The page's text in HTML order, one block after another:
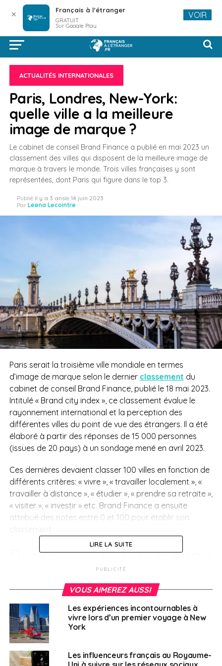
ACTUALITÉS INTERNATIONALES
Paris, Londres, New-York:
quelle ville a la meilleure
image de marque ?
Le cabinet de conseil Brand Finance a publié en mai 2023 un
classement des villes qui disposent de la meilleure image de
marque à travers le monde. Trois villes françaises y sont
représentées, dont Paris qui figure dans le top 3.
Publié il y a 3 ansle 14 juin 2023
Par Leena Lecointre
Paris serait la troisième ville mondiale en termes
d’image de marque selon le dernier classement du
cabinet de conseil Brand Finance, publié le 18 mai 2023.
Intitulé « Brand city index », ce classement évalue le
rayonnement international et la perception des
différentes villes du point de vue des étrangers. Il a été
élaboré à partir des réponses de 15 000 personnes
(issues de 20 pays) à un sondage mené en avril 2023.
Ces dernières devaient classer 100 villes en fonction de
différents critères: « vivre », « travailler localement », «
travailler à distance », « étudier », « prendre sa retraite »,
« visiter », « investir » etc. Brand Finance a ensuite
attribué des notes entre 0 et 100 pour établir son
Paris dans le top 3, Lyon
et Marseille se
talonnent
En France, Paris obtient le meilleur score avec un
résultat de 79,7, se classant juste derrière Londres et
New-York. Cette bonne performance est notamment
due à ses bonnes notes en matière de « culture et
LIRE LA SUITE
PUBLICITÉ
VOUS AIMEREZ AUSSI
Les expériences incontournables à
vivre lors d’un premier voyage à New
York
Les influenceurs français au Royaume-
✕ Français à l'étranger
GRATUIT
Sur Google Play
VOIR